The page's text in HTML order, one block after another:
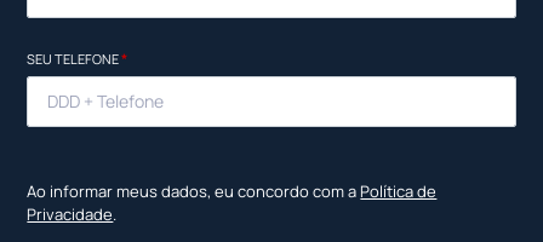
SEU TELEFONE*
Ao informar meus dados, eu concordo com a Política de
Privacidade.